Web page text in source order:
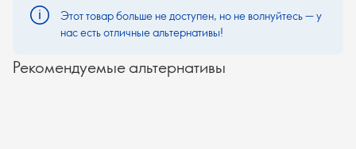
Этот товар больше не доступен, но не волнуйтесь — у
нас есть отличные альтернативы!
Рекомендуемые альтернативы